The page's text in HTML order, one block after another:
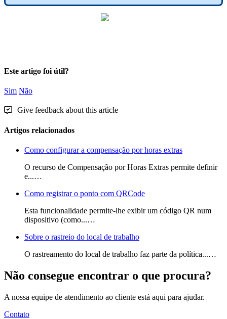
Este artigo foi útil?
Sim Não
Give feedback about this article
Artigos relacionados
Como configurar a compensação por horas extras
O recurso de Compensação por Horas Extras permite definir
e...…
Como registrar o ponto com QRCode
Esta funcionalidade permite-lhe exibir um código QR num
dispositivo (como...…
Sobre o rastreio do local de trabalho
O rastreamento do local de trabalho faz parte da política...…
Não consegue encontrar o que procura?
A nossa equipe de atendimento ao cliente está aqui para ajudar.
Contato